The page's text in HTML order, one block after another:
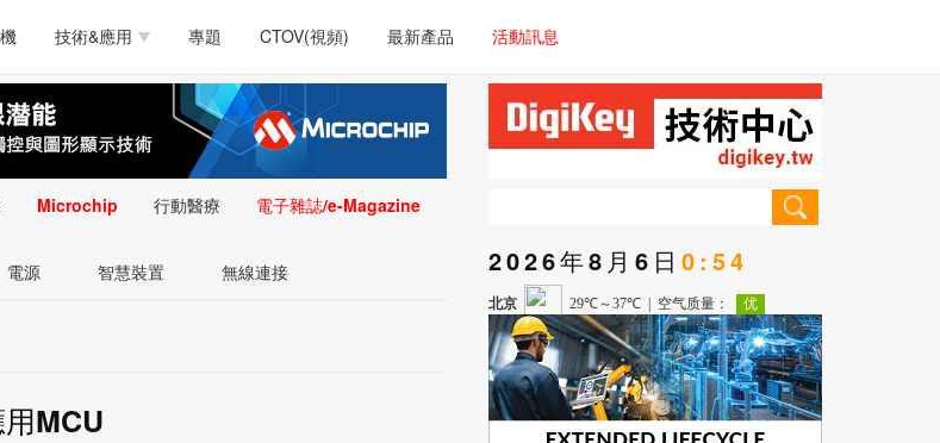
醫療電子
安防監控
技術&應用
電源技術
醫療電子 通訊&網路
類比技術 LED/照明技術 微處理器/微控制器
嵌入技術 感測技術
專題 CTOV(視頻) 最新產品 活動訊息
醫療電子
安防監控
醫療電子 通訊&網路 介面技術
類比技術 LED/照明技術 微處理器/微控制器
嵌入技術 感測技術 量測儀器
智慧型視覺影像/監
控技術
Microchip 行動醫療 電子雜誌/e-Magazine
電源 智慧裝置 無線連接
MCU
2026年8月6日 0:54